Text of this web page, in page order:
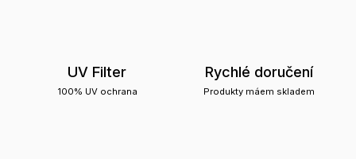
UV Filter
100% UV ochrana
Rychlé doručení
Produkty máem skladem